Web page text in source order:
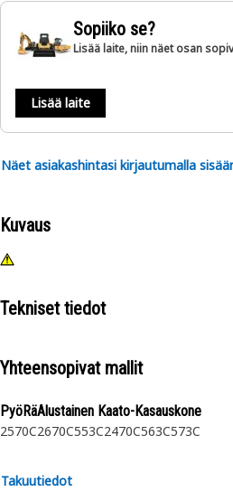
Sopiiko se?
Lisää laite, niin näet osan
Lisää laite
Näet asiakashintasi kirjautumalla
Kuvaus
Tekniset tiedot
Yhteensopivat mallit
PyöRäAlustainen Kaato-Kasauskone
2570C2670C553C2470C563C573C
Takuutiedot